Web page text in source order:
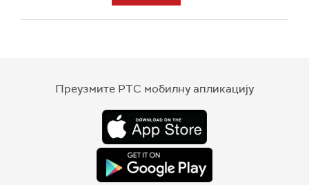
Преузмите РТС мобилну апликацију